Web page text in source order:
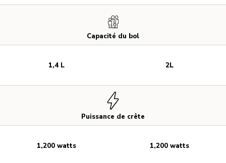
Capacité du bol
Puissance de crête
1,4 L
1,200 watts
2L
1,200 watts